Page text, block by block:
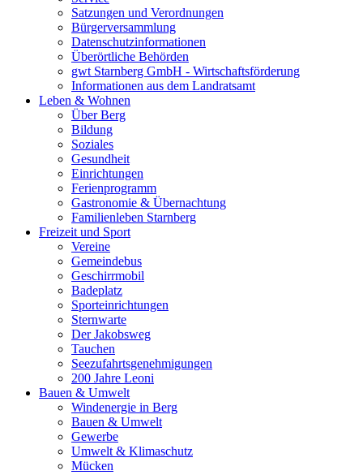
Satzungen und Verordnungen
Bürgerversammlung
Datenschutzinformationen
Überörtliche Behörden
gwt Starnberg GmbH - Wirtschaftsförderung
Informationen aus dem Landratsamt
Leben & Wohnen
Über Berg
Bildung
Soziales
Gesundheit
Einrichtungen
Ferienprogramm
Gastronomie & Übernachtung
Familienleben Starnberg
Freizeit und Sport
Vereine
Gemeindebus
Geschirrmobil
Badeplatz
Sporteinrichtungen
Sternwarte
Der Jakobsweg
Tauchen
Seezufahrtsgenehmigungen
200 Jahre Leoni
Bauen & Umwelt
Windenergie in Berg
Bauen & Umwelt
Gewerbe
Umwelt & Klimaschutz
Mücken